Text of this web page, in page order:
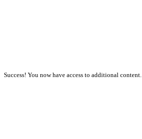
Success! You now have access to additional content.